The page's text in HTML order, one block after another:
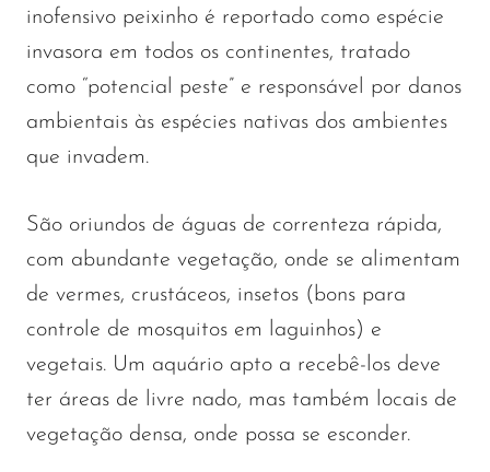
inofensivo peixinho é reportado como espécie
invasora em todos os continentes, tratado
como “potencial peste” e responsável por danos
ambientais às espécies nativas dos ambientes
que invadem.
São oriundos de águas de correnteza rápida,
com abundante vegetação, onde se alimentam
de vermes, crustáceos, insetos (bons para
controle de mosquitos em laguinhos) e
vegetais. Um aquário apto a recebê-los deve
ter áreas de livre nado, mas também locais de
vegetação densa, onde possa se esconder.